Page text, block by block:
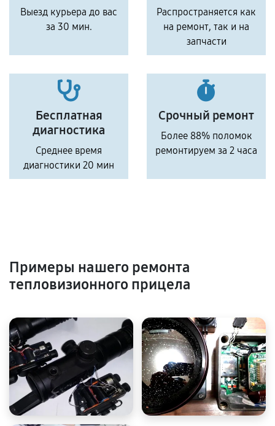
Выезд курьера до вас
за 30 мин.
Распространяется как
на ремонт, так и на
запчасти
Бесплатная
диагностика
Среднее время
диагностики 20 мин
Срочный ремонт
Более 88% поломок
ремонтируем за 2 часа
Примеры нашего ремонта
тепловизионного прицела